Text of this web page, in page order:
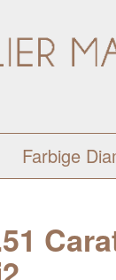
Farbige